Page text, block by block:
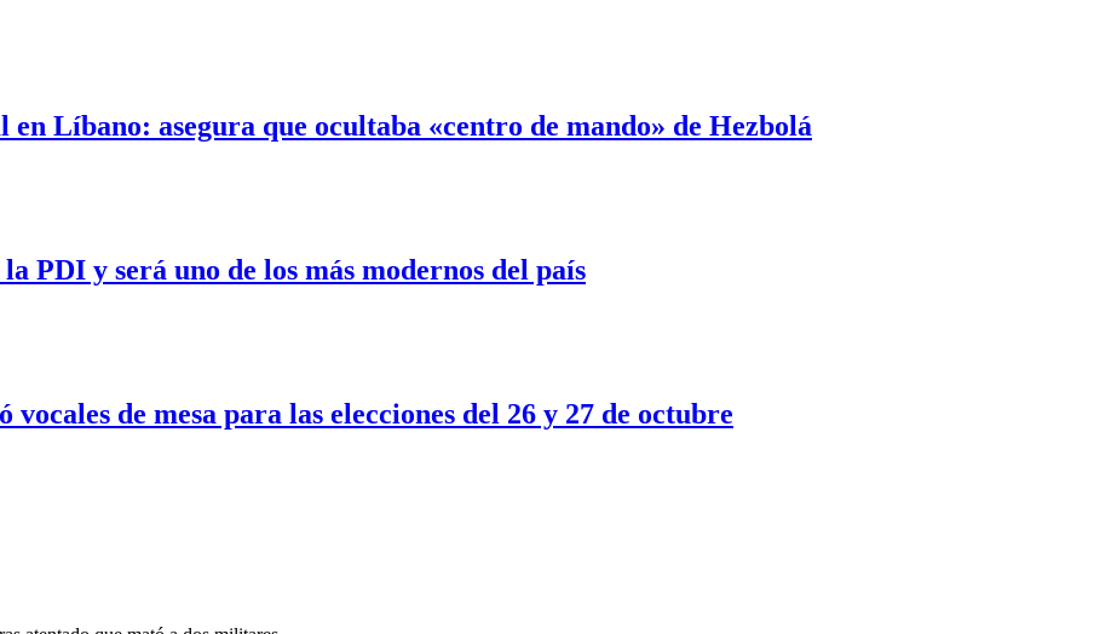
Líbano: asegura que ocultaba «centro de mando» de Hezbolá
PDI y será uno de los más modernos del país
de mesa para las elecciones del 26 y 27 de octubre